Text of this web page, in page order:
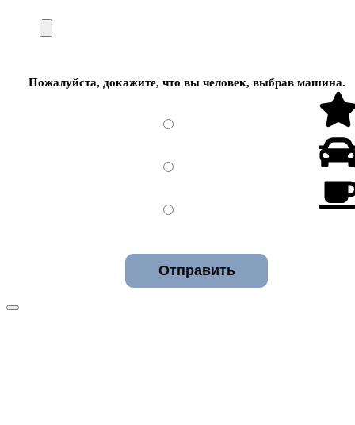
Пожалуйста, докажите, что вы человек, выбрав машина.